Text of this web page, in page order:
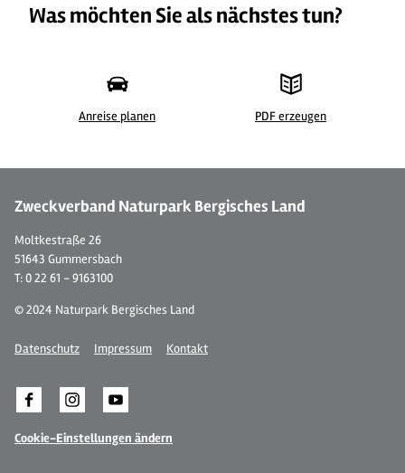
Was möchten Sie als nächstes tun?
Anreise planen PDF erzeugen
Zweckverband Naturpark Bergisches Land
Moltkestraße 26
51643 Gummersbach
T: 0 22 61 - 9163100
© 2024 Naturpark Bergisches Land
Datenschutz Impressum Kontakt
Cookie-Einstellungen ändern